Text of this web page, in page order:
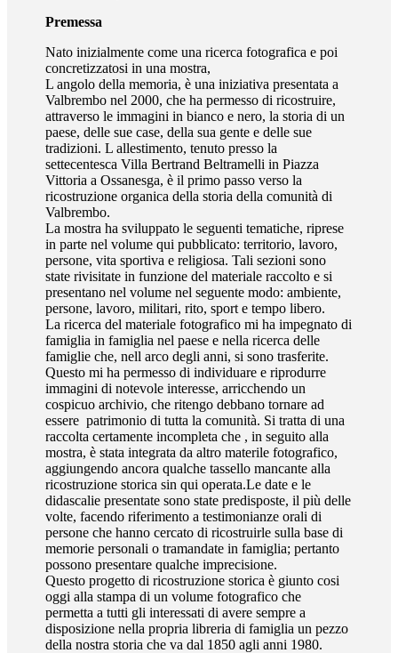
Premessa
Nato inizialmente come una ricerca fotografica e poi
concretizzatosi in una mostra,
L angolo della memoria, è una iniziativa presentata a
Valbrembo nel 2000, che ha permesso di ricostruire,
attraverso le immagini in bianco e nero, la storia di un
paese, delle sue case, della sua gente e delle sue
tradizioni. L allestimento, tenuto presso la
settecentesca Villa Bertrand Beltramelli in Piazza
Vittoria a Ossanesga, è il primo passo verso la
ricostruzione organica della storia della comunità di
Valbrembo.
La mostra ha sviluppato le seguenti tematiche, riprese
in parte nel volume qui pubblicato: territorio, lavoro,
persone, vita sportiva e religiosa. Tali sezioni sono
state rivisitate in funzione del materiale raccolto e si
presentano nel volume nel seguente modo: ambiente,
persone, lavoro, militari, rito, sport e tempo libero.
La ricerca del materiale fotografico mi ha impegnato di
famiglia in famiglia nel paese e nella ricerca delle
famiglie che, nell arco degli anni, si sono trasferite.
Questo mi ha permesso di individuare e riprodurre
immagini di notevole interesse, arricchendo un
cospicuo archivio, che ritengo debbano tornare ad
essere patrimonio di tutta la comunità. Si tratta di una
raccolta certamente incompleta che , in seguito alla
mostra, è stata integrata da altro materile fotografico,
aggiungendo ancora qualche tassello mancante alla
ricostruzione storica sin qui operata.Le date e le
didascalie presentate sono state predisposte, il più delle
volte, facendo riferimento a testimonianze orali di
persone che hanno cercato di ricostruirle sulla base di
memorie personali o tramandate in famiglia; pertanto
possono presentare qualche imprecisione.
Questo progetto di ricostruzione storica è giunto cosi
oggi alla stampa di un volume fotografico che
permetta a tutti gli interessati di avere sempre a
disposizione nella propria libreria di famiglia un pezzo
della nostra storia che va dal 1850 agli anni 1980.